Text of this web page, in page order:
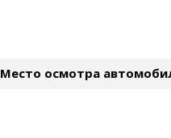
Место осмотра